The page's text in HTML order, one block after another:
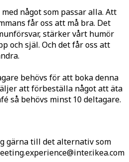
något som passar alla. Att
får oss att må bra. Det
stärker vårt humör
och själ. Och det får oss att
behövs för att boka denna
att förbeställa något att äta
så behövs minst 10 deltagare.
gärna till det alternativ som